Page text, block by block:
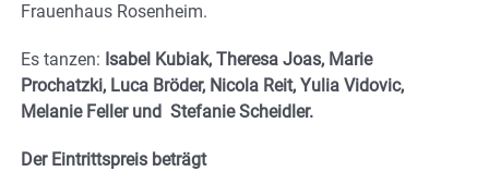
Frauenhaus Rosenheim.
Es tanzen: Isabel Kubiak, Theresa Joas, Marie
Prochatzki, Luca Bröder, Nicola Reit, Yulia Vidovic,
Melanie Feller und Stefanie Scheidler.
Der Eintrittspreis beträgt